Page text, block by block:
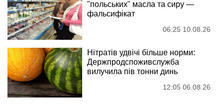
"польських" масла та сиру —
фальсифікат
06:25 10.08.26
Нітратів удвічі більше норми:
Держпродспоживслужба
вилучила пів тонни динь
12:05 06.08.26